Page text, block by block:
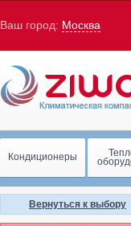
Ваш город: Москва
Кондиционеры
Вернуться к выбору